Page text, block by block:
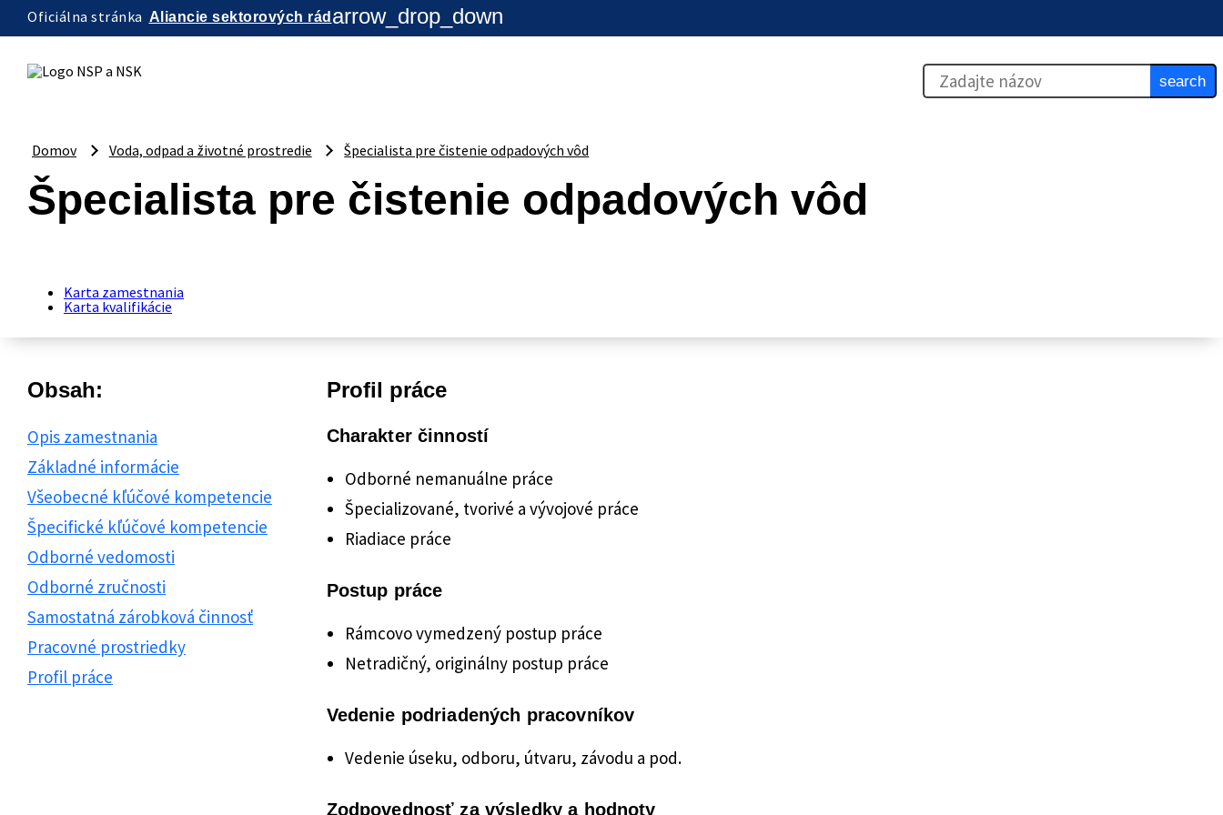
Oficiálna stránka Aliancie sektorových rád arrow_drop_down
search
Domov Voda, odpad a životné prostredie Špecialista pre čistenie odpadových vôd
Špecialista pre čistenie odpadových vôd
Karta zamestnania
Karta kvalifikácie
Obsah:
Opis zamestnania
Základné informácie
Všeobecné kľúčové kompetencie
Špecifické kľúčové kompetencie
Odborné vedomosti
Odborné zručnosti
Samostatná zárobková činnosť
Pracovné prostriedky
Profil práce
Profil práce
Charakter činností
Odborné nemanuálne práce
Špecializované, tvorivé a vývojové práce
Riadiace práce
Postup práce
Rámcovo vymedzený postup práce
Netradičný, originálny postup práce
Vedenie podriadených pracovníkov
Vedenie úseku, odboru, útvaru, závodu a pod.
Zodpovednosť za výsledky a hodnoty